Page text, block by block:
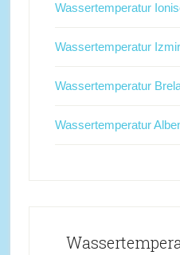
Wassertemperatur
Wassertemperatur Izmir
Wassertemperatur
Wassertemperatur